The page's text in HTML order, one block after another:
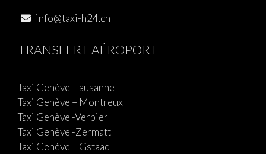
info@taxi-h24.ch
TRANSFERT AÉROPORT
Taxi Genève-Lausanne
Taxi Genève – Montreux
Taxi Genève -Verbier
Taxi Genève -Zermatt
Taxi Genève – Gstaad